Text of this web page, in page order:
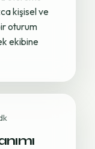
kişisel ve
oturum
ekibine